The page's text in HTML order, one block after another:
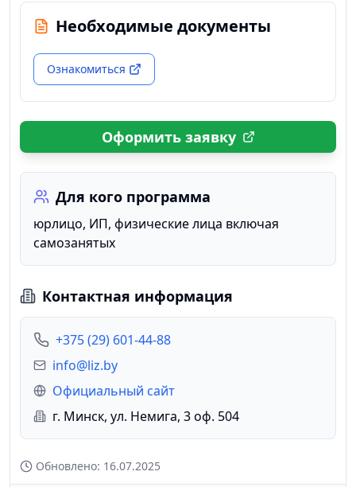
Необходимые документы
Ознакомиться
Оформить заявку
Для кого программа
юрлицо, ИП, физические лица включая
самозанятых
Контактная информация
+375 (29) 601-44-88
info@liz.by
Официальный сайт
г. Минск, ул. Немига, 3 оф. 504
Обновлено: 16.07.2025